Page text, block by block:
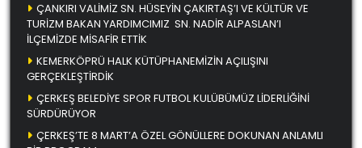
ÇANKIRI VALİMİZ SN. HÜSEYİN ÇAKIRTAŞ’I VE KÜLTÜR VE
TURİZM BAKAN YARDIMCIMIZ SN. NADİR ALPASLAN’I
İLÇEMİZDE MİSAFİR ETTİK
KEMERKÖPRÜ HALK KÜTÜPHANEMİZİN AÇILIŞINI
GERÇEKLEŞTİRDİK
ÇERKEŞ BELEDİYE SPOR FUTBOL KULÜBÜMÜZ LİDERLİĞİNİ
SÜRDÜRÜYOR
ÇERKEŞ’TE 8 MART’A ÖZEL GÖNÜLLERE DOKUNAN ANLAMLI